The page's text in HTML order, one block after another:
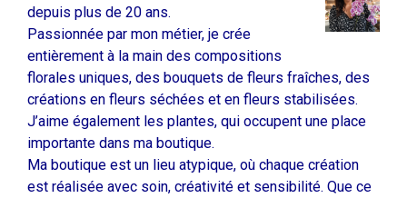
depuis plus de 20 ans.
Passionnée par mon métier, je crée
entièrement à la main des compositions
florales uniques, des bouquets de fleurs fraîches, des
créations en fleurs séchées et en fleurs stabilisées.
J’aime également les plantes, qui occupent une place
importante dans ma boutique.
Ma boutique est un lieu atypique, où chaque création
est réalisée avec soin, créativité et sensibilité. Que ce